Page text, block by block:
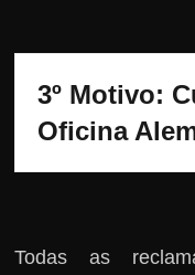
3º Motivo:
Oficina
Todas as